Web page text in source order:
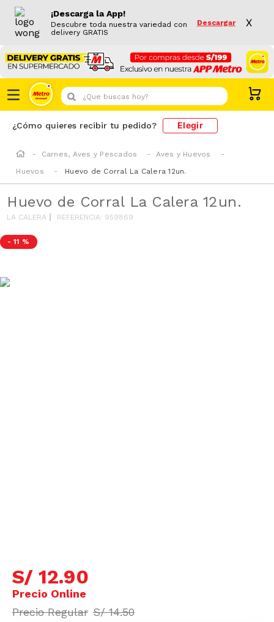
¡Descarga la App!
Descubre toda nuestra variedad con
delivery GRATIS
Descargar X
¿Que buscas hoy?
¿Cómo quieres recibir tu pedido? Elegir
Carnes, Aves y Pescados
Aves y Huevos
Huevos
Huevo de Corral La Calera 12un.
Huevo de Corral La Calera 12un.
LA CALERA REFERENCIA: 959869
- 11 %
S/ 12.90
S/ 14.50